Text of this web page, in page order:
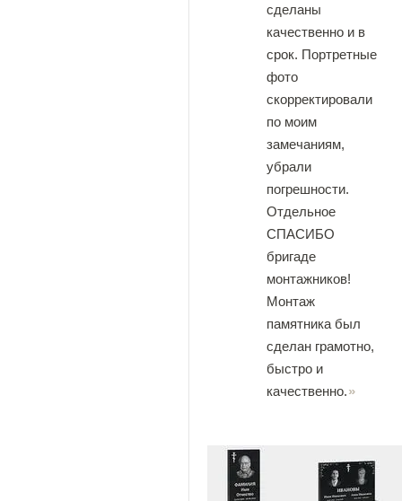
сделаны
качественно и в
срок. Портретные
фото
скорректировали
по моим
замечаниям,
убрали
погрешности.
Отдельное
СПАСИБО
бригаде
монтажников!
Монтаж
памятника был
сделан грамотно,
быстро и
качественно.